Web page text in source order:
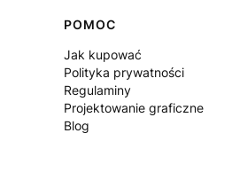
POMOC
Jak kupować
Polityka prywatności
Regulaminy
Projektowanie graficzne
Blog